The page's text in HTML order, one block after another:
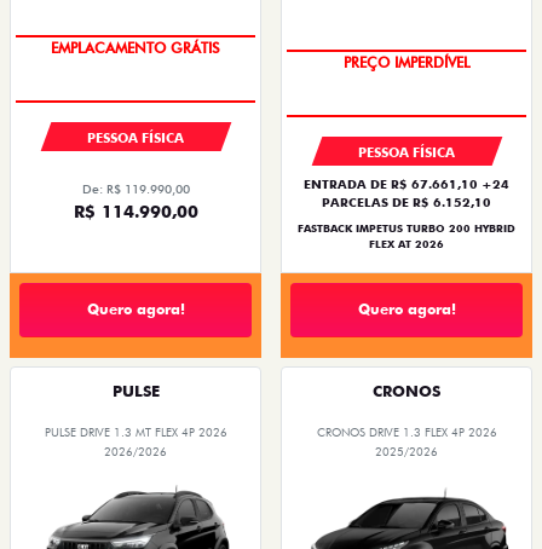
De: R$ 119.990,00
R$ 114.990,00
ENTRADA DE R$ 67.661,10 +24
PARCELAS DE R$ 6.152,10
FASTBACK IMPETUS TURBO 200 HYBRID
FLEX AT 2026
Quero agora!
PULSE
PULSE DRIVE 1.3 MT FLEX 4P 2026
2026/2026
CRONOS
CRONOS DRIVE 1.3 FLEX 4P 2026
2025/2026